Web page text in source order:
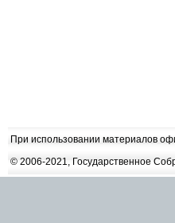
При использовании материалов
© 2006-2021, Государственное